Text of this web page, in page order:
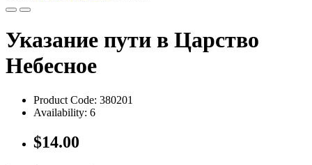
Указание пути в Царство
Небесное
Product Code: 380201
Availability: 6
$14.00